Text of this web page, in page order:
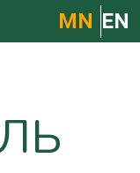
МN EN